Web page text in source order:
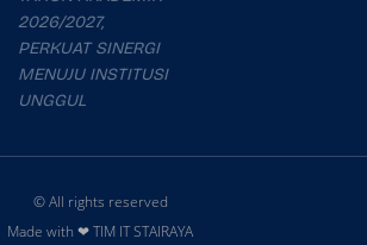
2026/2027,
PERKUAT SINERGI
MENUJU INSTITUSI
UNGGUL
© All rights reserved
Made with ❤ TIM IT STAIRAYA